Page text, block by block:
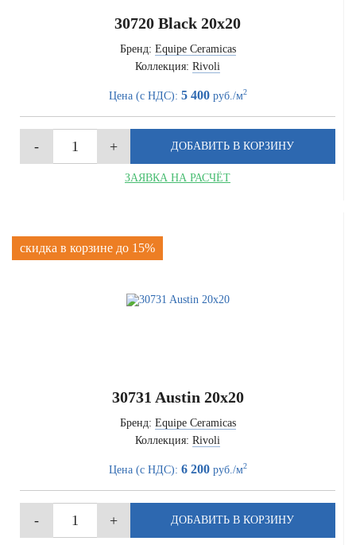
30720 Black 20x20
Бренд: Equipe Ceramicas
Коллекция: Rivoli
Цена (с НДС): 5 400руб./м2
ЗАЯВКА НА РАСЧЁТ
скидка в корзине до 15%
30731 Austin 20x20
Бренд: Equipe Ceramicas
Коллекция: Rivoli
Цена (с НДС): 6 200руб./м2